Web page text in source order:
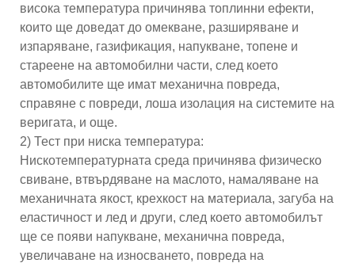
висока температура причинява топлинни ефекти,
които ще доведат до омекване, разширяване и
изпаряване, газификация, напукване, топене и
стареене на автомобилни части, след което
автомобилите ще имат механична повреда,
справяне с повреди, лоша изолация на системите на
веригата, и още.
2) Тест при ниска температура:
Нискотемпературната среда причинява физическо
свиване, втвърдяване на маслото, намаляване на
механичната якост, крехкост на материала, загуба на
еластичност и лед и други, след което автомобилът
ще се появи напукване, механична повреда,
увеличаване на износването, повреда на